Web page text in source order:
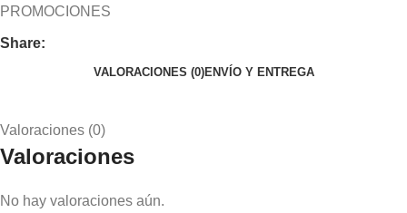
PROMOCIONES
Share:
VALORACIONES (0)ENVÍO Y ENTREGA
Valoraciones (0)
Valoraciones
No hay valoraciones aún.